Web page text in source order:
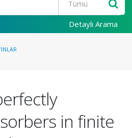
Detaylı Arama
in finite